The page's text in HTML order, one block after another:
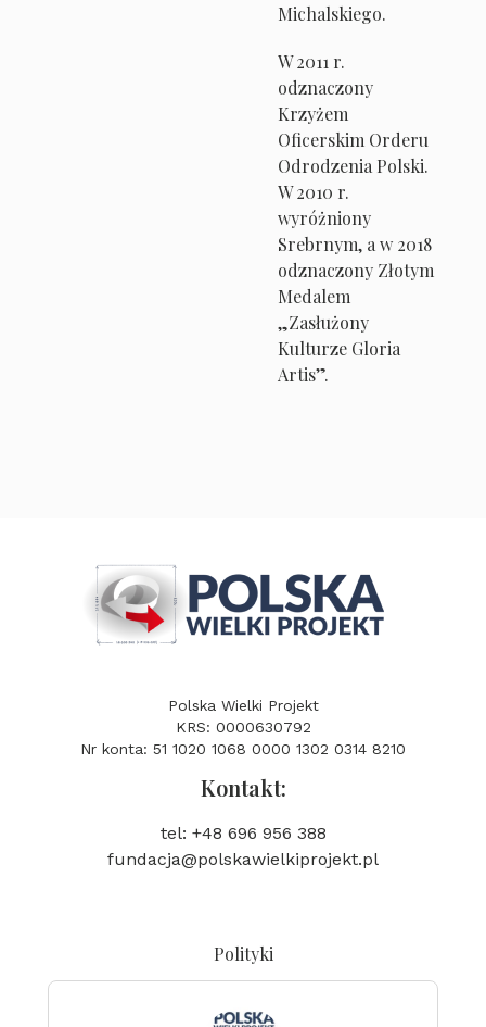
Michalskiego.
W 2011 r.
odznaczony
Krzyżem
Oficerskim Orderu
Odrodzenia Polski.
W 2010 r.
wyróżniony
Srebrnym, a w 2018
odznaczony Złotym
Medalem
„Zasłużony
Kulturze Gloria
Artis”.
Polska Wielki Projekt
KRS: 0000630792
Nr konta: 51 1020 1068 0000 1302 0314 8210
Kontakt:
tel: +48 696 956 388
fundacja@polskawielkiprojekt.pl
Polityki